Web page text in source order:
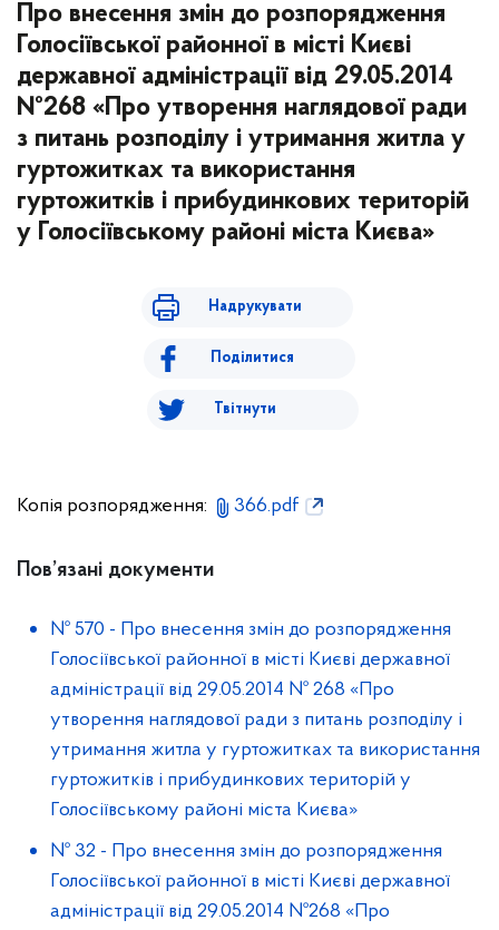
Про внесення змін до розпорядження
Голосіївської районної в місті Києві
державної адміністрації від 29.05.2014
№268 «Про утворення наглядової ради
з питань розподілу і утримання житла у
гуртожитках та використання
гуртожитків і прибудинкових територій
у Голосіївському районі міста Києва»
Надрукувати
Поділитися
Твітнути
Копія розпорядження: 366.pdf
Пов’язані документи
№ 570 - Про внесення змін до розпорядження
Голосіївської районної в місті Києві державної
адміністрації від 29.05.2014 № 268 «Про
утворення наглядової ради з питань розподілу і
утримання житла у гуртожитках та використання
гуртожитків і прибудинкових територій у
Голосіївському районі міста Києва»
№ 32 - Про внесення змін до розпорядження
Голосіївської районної в місті Києві державної
адміністрації від 29.05.2014 №268 «Про